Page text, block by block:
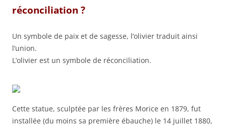
réconciliation ?
Un symbole de paix et de sagesse, l’olivier traduit ainsi
l’union.
L’olivier est un symbole de réconciliation.
Cette statue, sculptée par les frères Morice en 1879, fut
installée (du moins sa première ébauche) le 14 juillet 1880,